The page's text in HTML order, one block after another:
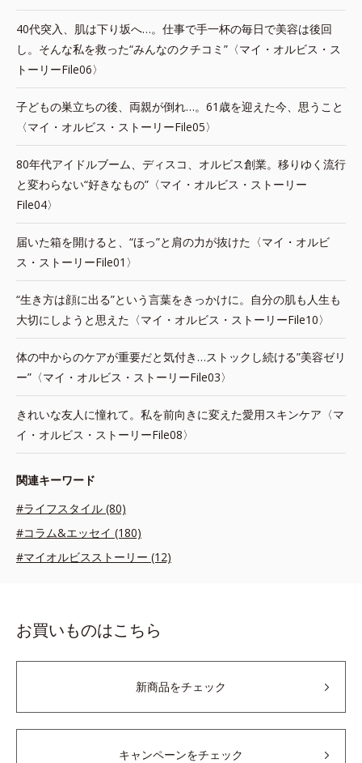
40代突入、肌は下り坂へ…。仕事で手一杯の毎日で美容は後回
し。そんな私を救った“みんなのクチコミ”〈マイ・オルビス・ス
トーリーFile06〉
子どもの巣立ちの後、両親が倒れ…。61歳を迎えた今、思うこと
〈マイ・オルビス・ストーリーFile05〉
80年代アイドルブーム、ディスコ、オルビス創業。移りゆく流行
と変わらない“好きなもの”〈マイ・オルビス・ストーリー
File04〉
届いた箱を開けると、“ほっ”と肩の力が抜けた〈マイ・オルビ
ス・ストーリーFile01〉
“生き方は顔に出る”という言葉をきっかけに。自分の肌も人生も
大切にしようと思えた〈マイ・オルビス・ストーリーFile10〉
体の中からのケアが重要だと気付き…ストックし続ける”美容ゼリ
ー”〈マイ・オルビス・ストーリーFile03〉
きれいな友人に憧れて。私を前向きに変えた愛用スキンケア〈マ
イ・オルビス・ストーリーFile08〉
関連キーワード
#ライフスタイル (80)
#コラム&エッセイ (180)
#マイオルビスストーリー (12)
お買いものはこちら
新商品をチェック
キャンペーンをチェック